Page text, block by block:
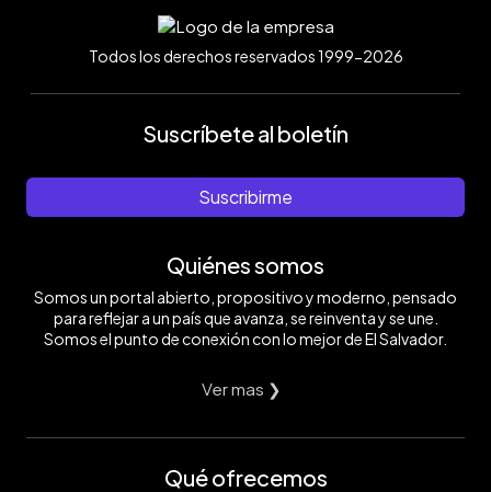
Todos los derechos reservados 1999-2026
Suscríbete al boletín
Suscribirme
Quiénes somos
Somos un portal abierto, propositivo y moderno, pensado
para reflejar a un país que avanza, se reinventa y se une.
Somos el punto de conexión con lo mejor de El Salvador.
Ver mas ❯
Qué ofrecemos